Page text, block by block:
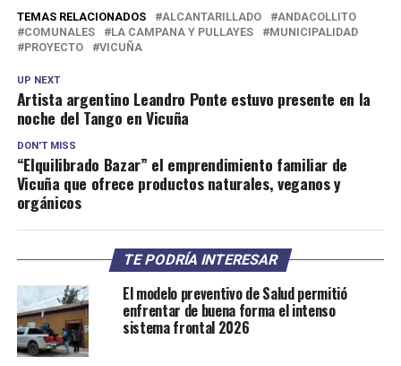
TEMAS RELACIONADOS ALCANTARILLADO
ANDACOLLITO
COMUNALES
LA CAMPANA Y PULLAYES
MUNICIPALIDAD
PROYECTO
VICUÑA
UP NEXT
Artista argentino Leandro Ponte estuvo presente en la
noche del Tango en Vicuña
DON'T MISS
“Elquilibrado Bazar” el emprendimiento familiar de
Vicuña que ofrece productos naturales, veganos y
orgánicos
TE PODRÍA INTERESAR
El modelo preventivo de Salud permitió
enfrentar de buena forma el intenso
sistema frontal 2026